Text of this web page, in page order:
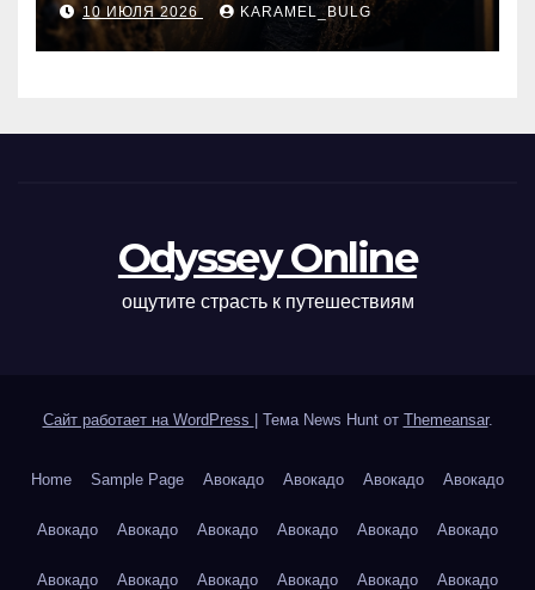
матов
10 ИЮЛЯ 2026 KARAMEL_BULG
Odyssey Online
ощутите страсть к путешествиям
Сайт работает на WordPress Тема News Hunt от Themeansar.
Home Sample Page Авокадо Авокадо Авокадо Авокадо
Авокадо Авокадо Авокадо Авокадо Авокадо Авокадо
Авокадо Авокадо Авокадо Авокадо Авокадо Авокадо